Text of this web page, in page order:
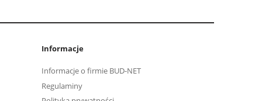
Informacje
Informacje o firmie BUD-NET
Regulaminy